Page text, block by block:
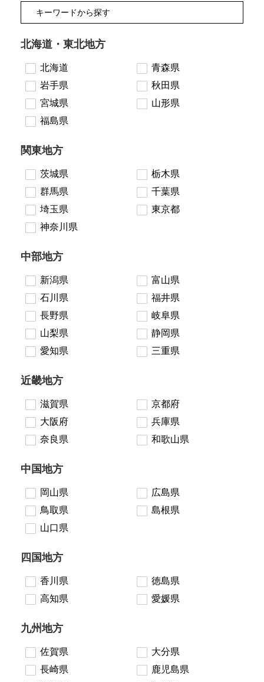
北海道・東北地方
北海道
青森県
岩手県
秋田県
宮城県
山形県
福島県
関東地方
茨城県
栃木県
群馬県
千葉県
埼玉県
東京都
神奈川県
中部地方
新潟県
富山県
石川県
福井県
長野県
岐阜県
山梨県
静岡県
愛知県
三重県
近畿地方
滋賀県
京都府
大阪府
兵庫県
奈良県
和歌山県
中国地方
岡山県
広島県
鳥取県
島根県
山口県
四国地方
香川県
徳島県
高知県
愛媛県
九州地方
佐賀県
大分県
長崎県
鹿児島県